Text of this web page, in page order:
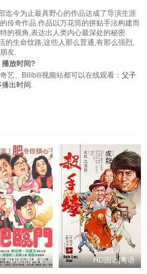
迄今为止最具野心的作品达成了导演生涯
传奇作品.作品以万花筒的拼贴手法构建而
的视角,表达出人类内心最深处的秘密.
的生命纹路,这些人那么普通,有那么强烈,
友.
播放时间?
艺、Bilibili视频站都可以在线观看： 父子
出时间 .
HD国语|粤语 HD国语|粤语